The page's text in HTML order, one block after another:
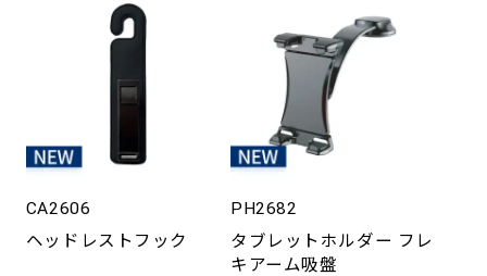
CA2606
ヘッドレストフック
PH2682
タブレットホルダー フレ
キアーム吸盤